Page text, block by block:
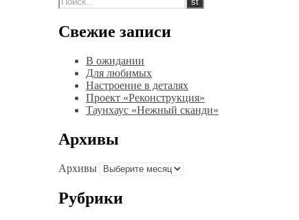
Свежие записи
В ожидании
Для любимых
Настроение в деталях
Проект «Реконструкция»
Таунхаус «Нежный сканди»
Архивы
Архивы
Рубрики